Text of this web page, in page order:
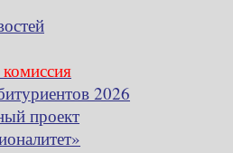
2026
проект